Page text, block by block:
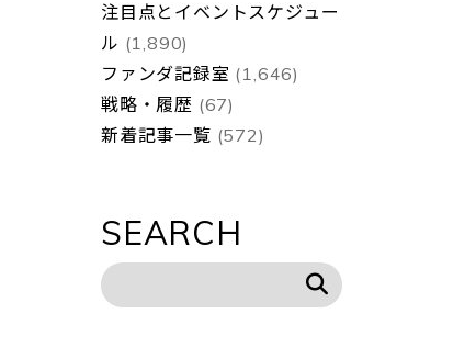
注目点とイベントスケジュー
ル (1,890)
ファンダ記録室 (1,646)
戦略・履歴 (67)
新着記事一覧 (572)
SEARCH